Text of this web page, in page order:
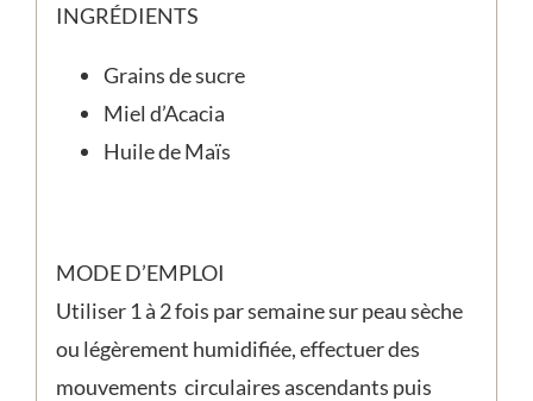
INGRÉDIENTS
Grains de sucre
Miel d’Acacia
Huile de Maïs
MODE D’EMPLOI
Utiliser 1 à 2 fois par semaine sur peau sèche
ou légèrement humidifiée, effectuer des
mouvements circulaires ascendants puis